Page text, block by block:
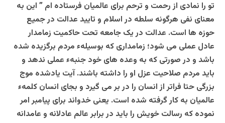
تو را نمادی از رحمت و ترحم برای عالمیان فرستاده ام ” این به
معنای نفی هرگونه سلطه در اسلام و تایید عدالت در جمیع
حوزه ها است. عدالت در یک جامعه تحت حاکمیت زمامدار
عادل عملی می شود؛ زمامداری که بوسیلهء مردم برگزیده شده
باشد و در صورتی که به وعده های خود جنبهء عملی ندهد و
باید مردم صلاحیت عزل او را داشته باشند. آیت یادشده موج
بزرگی حتا فراتر از انسان را در بر می گیرد و بجای انسان کلمهء
عالمیان به کار گرفته شده است. یعنی خدواند برای پیامبر امر
نموده که رسالت خویش را باید در برابر عالم عادلانه و عامدانه